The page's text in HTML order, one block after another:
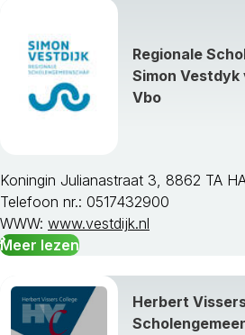
Regionale
Simon
Vbo
Koningin Julianastraat 3, 8862 TA
Telefoon nr.: 0517432900
WWW: www.vestdijk.nl
Meer lezen
Herbert